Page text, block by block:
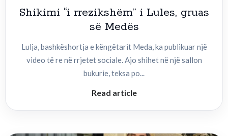
Shikimi “i rrezikshëm” i Lules, gruas
së Medës
Lulja, bashkëshortja e këngëtarit Meda, ka publikuar një
video të re në rrjetet sociale. Ajo shihet në një sallon
bukurie, teksa po...
Read article